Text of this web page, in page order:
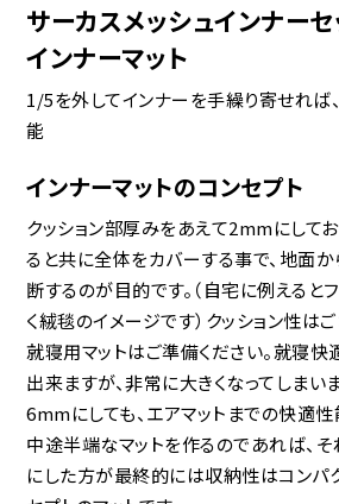
サーカスメッシュインナー
インナーマット
1/5を外してインナーを手繰り寄せれば
能
インナーマットのコンセプト
クッション部厚みをあえて2mmにして
ると共に全体をカバーする事で、地面
断するのが目的です。（自宅に例えると
く絨毯のイメージです）クッション性は
就寝用マットはご準備ください。就寝
出来ますが、非常に大きくなってしまい
6mmにしても、エアマットまでの快適
中途半端なマットを作るのであれば、
にした方が最終的には収納性はコンパ